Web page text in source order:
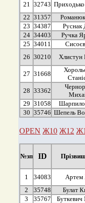
21 32743
22 31357
23 34387 Руснак
24 34403 Ручка
25 34011
26 30210 Хлистун
27 31668
28 33362
29 31058
30 35746 Шепель
OPEN Ж10 Ж12
№зп ID
1 34083 Артем
2
35748 Булат
3
35767